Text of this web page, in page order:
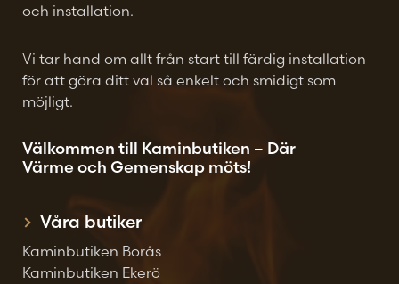
och installation.
Vi tar hand om allt från start till färdig installation
för att göra ditt val så enkelt och smidigt som
möjligt.
Välkommen till Kaminbutiken – Där
Värme och Gemenskap möts!
Våra butiker
Kaminbutiken Borås
Kaminbutiken Ekerö